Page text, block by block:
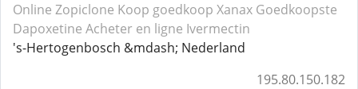
Online Zopiclone Koop goedkoop Xanax Goedkoopste
Dapoxetine Acheter en ligne Ivermectin
's-Hertogenbosch &mdash; Nederland
195.80.150.182